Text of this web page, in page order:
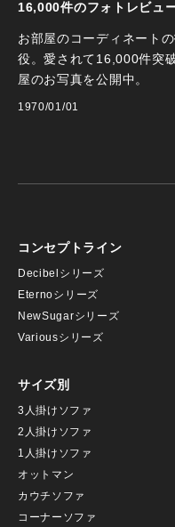
16,000件のフォトレビュ
お部屋のコーディネート
役。愛されて16,000件突
屋のお写真を公開中。
1970/01/01
コンセプトライン
Decibelシリーズ
Eternoシリーズ
NewSugarシリーズ
Variousシリーズ
サイズ別
3人掛けソファ
2人掛けソファ
1人掛けソファ
オットマン
カウチソファ
コーナーソファ